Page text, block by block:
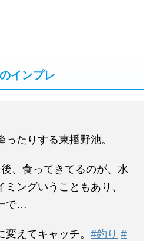
インプレ
たりする東播野池。
、食ってきてるのが、水
ングいうこともあり、
で…
えてキャッチ。 #釣り #